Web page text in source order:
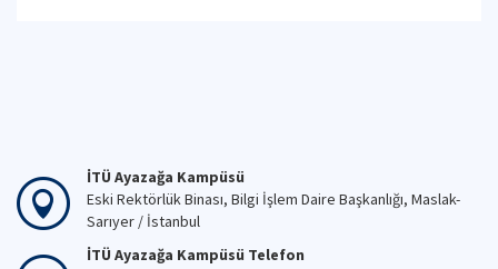
İTÜ Ayazağa Kampüsü
Eski Rektörlük Binası, Bilgi İşlem Daire Başkanlığı, Maslak-
Sarıyer / İstanbul
İTÜ Ayazağa Kampüsü Telefon